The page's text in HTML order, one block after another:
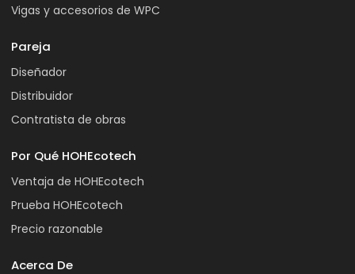
Vigas y accesorios de WPC
Pareja
Diseñador
Distribuidor
Contratista de obras
Por Qué HOHEcotech
Ventaja de HOHEcotech
Prueba HOHEcotech
Precio razonable
Acerca De